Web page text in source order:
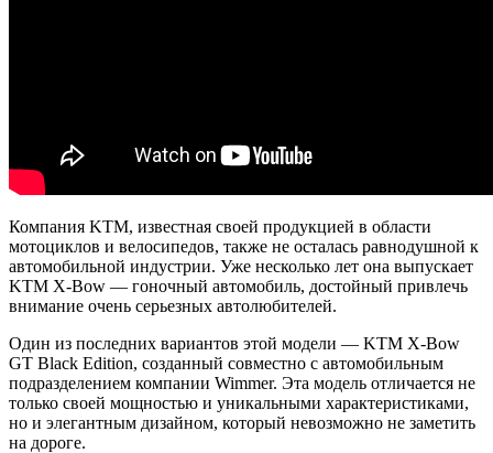
Компания KTM, известная своей продукцией в области
мотоциклов и велосипедов, также не осталась равнодушной к
автомобильной индустрии. Уже несколько лет она выпускает
KTM X-Bow — гоночный автомобиль, достойный привлечь
внимание очень серьезных автолюбителей.
Один из последних вариантов этой модели — KTM X-Bow
GT Black Edition, созданный совместно с автомобильным
подразделением компании Wimmer. Эта модель отличается не
только своей мощностью и уникальными характеристиками,
но и элегантным дизайном, который невозможно не заметить
на дороге.